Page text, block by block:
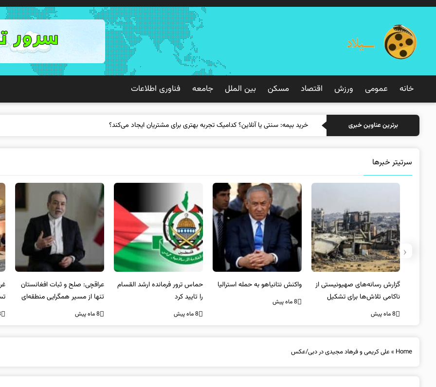
خانه عمومی ورزش اقتصاد مسکن بین الملل جامعه فناوری اطلاعات
برترین عناوین خبری خرید بیمه: س
سرتیتر خبرها
واکنش نتانیاهو به حمله استرالیا
حماس ترور فرمانده ارشد القسام
را تایید کرد
عراقچی: صلح و ثبات افغانستان
تنها از مسیر همگرایی منطقه‌ای
محقق می‌شود
8 ماه پیش
غریب آبادی: مردم ایران هرگز
تسلیم تهدیدات و تجاوزات
نخواهند شد و متحد و منسجم
8 ماه پیش 8
‹
Home
»علی کریمی و فرهاد مجیدی در دبی/عکس